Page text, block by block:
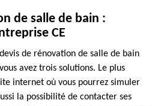
de salle de bain :
CE
de rénovation de salle de bain
avez trois solutions. Le plus
internet où vous pourrez simuler
la possibilité de contacter ses